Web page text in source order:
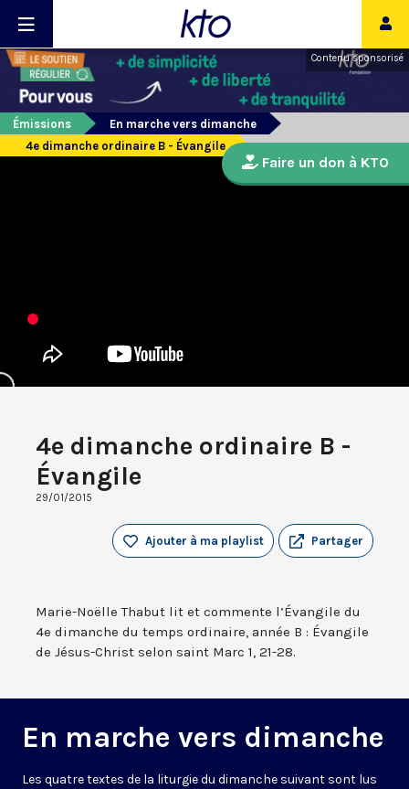
Contenu sponsorisé
Émissions
En marche vers dimanche
4e dimanche ordinaire B - Évangile
4e dimanche ordinaire B -
Évangile
29/01/2015
Partager
Ajouter à ma playlist
Marie-Noëlle Thabut lit et commente l’Évangile du
4e dimanche du temps ordinaire, année B : Évangile
de Jésus-Christ selon saint Marc 1, 21-28.
En marche vers dimanche
Les quatre textes de la liturgie du dimanche suivant sont lus
Faire un don à KTO